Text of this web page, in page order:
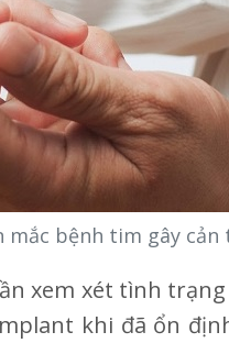
mắc bệnh tim gây
xem xét tình
khi đã ổn